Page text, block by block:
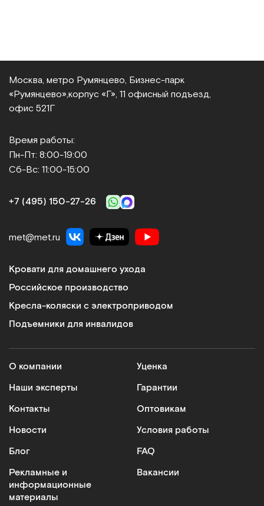
Москва, метро Румянцево, Бизнес‑парк
«Румянцево», корпус «Г», 11 офисный подъезд,
офис 521Г
Время работы:
Пн-Пт: 8:00-19:00
Сб-Вс: 11:00-15:00
+7 (495) 150‑27‑26
met@met.ru
Кровати для домашнего ухода
Российское производство
Кресла-коляски с электроприводом
Подъемники для инвалидов
О компании
Наши эксперты
Контакты
Новости
Блог
Рекламные и
информационные
материалы
Уценка
Гарантии
Оптовикам
Условия работы
FAQ
Вакансии